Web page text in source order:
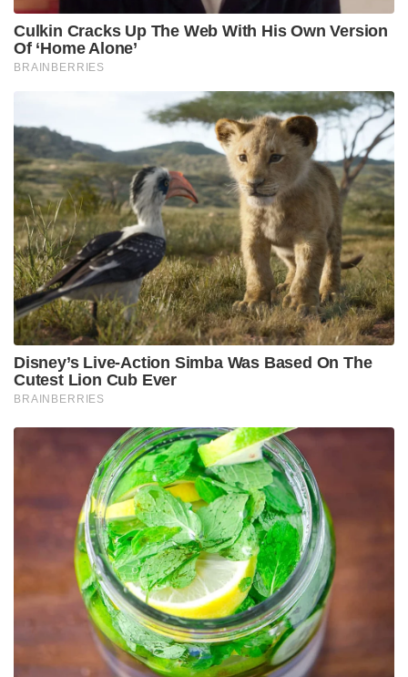
Culkin Cracks Up The Web With His Own Version
Of ‘Home Alone’
BRAINBERRIES
Disney’s Live-Action Simba Was Based On The
Cutest Lion Cub Ever
BRAINBERRIES